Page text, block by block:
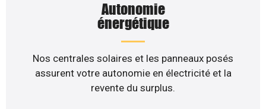
Autonomie
énergétique
Nos centrales solaires et les panneaux posés
assurent votre autonomie en électricité et la
revente du surplus.